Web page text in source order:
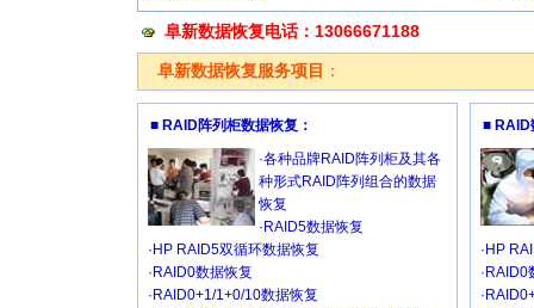
阜新数据恢复电话：13066671188
阜新数据恢复服务项目 ：
■ RAID阵列柜数据恢复：
·各种品牌RAID阵列柜及其各
种形式RAID阵列组合的数据
恢复
·RAID5数据恢复
·HP RAID5双循环数据恢复
·RAID0数据恢复
·RAID0+1/1+0/10数据恢复
■ RAID
·HP
·RAID0